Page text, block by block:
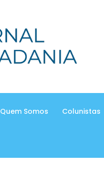
Quem Somos Colunistas